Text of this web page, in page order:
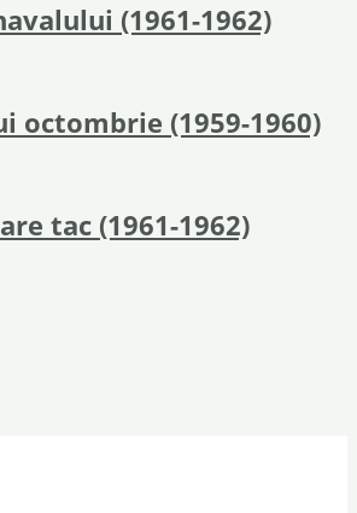
(1961-1962)
octombrie (1959-1960)
tac (1961-1962)